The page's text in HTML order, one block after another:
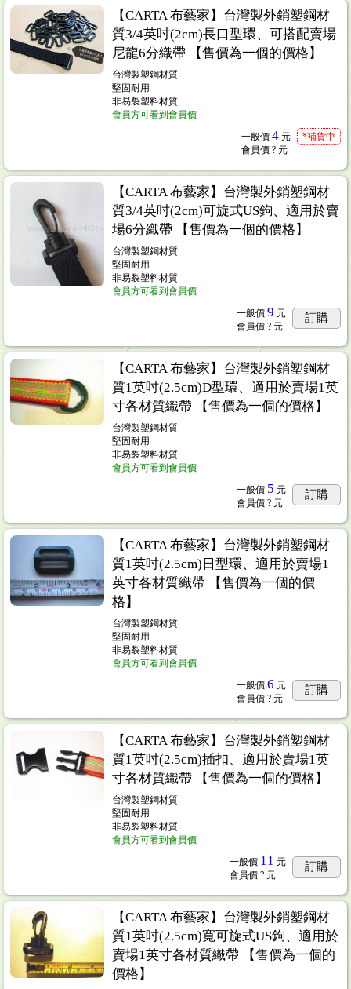
【CARTA 布藝家】台灣製外銷塑鋼材
質3/4英吋(2cm)長口型環、可搭配賣場
尼龍6分織帶 【售價為一個的價格】
台灣製塑鋼材質
堅固耐用
非易裂塑料材質
會員方可看到會員價
一般價 4 元
會員價 ? 元
*補貨中
【CARTA 布藝家】台灣製外銷塑鋼材
質3/4英吋(2cm)可旋式US鉤、適用於賣
場6分織帶 【售價為一個的價格】
台灣製塑鋼材質
堅固耐用
非易裂塑料材質
會員方可看到會員價
一般價 9 元
會員價 ? 元
訂購
【CARTA 布藝家】台灣製外銷塑鋼材
質1英吋(2.5cm)D型環、適用於賣場1英
寸各材質織帶 【售價為一個的價格】
台灣製塑鋼材質
堅固耐用
非易裂塑料材質
會員方可看到會員價
一般價 5 元
會員價 ? 元
訂購
【CARTA 布藝家】台灣製外銷塑鋼材
質1英吋(2.5cm)日型環、適用於賣場1
英寸各材質織帶 【售價為一個的價
格】
台灣製塑鋼材質
堅固耐用
非易裂塑料材質
會員方可看到會員價
一般價 6 元
會員價 ? 元
訂購
【CARTA 布藝家】台灣製外銷塑鋼材
質1英吋(2.5cm)插扣、適用於賣場1英
寸各材質織帶 【售價為一個的價格】
台灣製塑鋼材質
堅固耐用
非易裂塑料材質
會員方可看到會員價
一般價 11 元
會員價 ? 元
訂購
【CARTA 布藝家】台灣製外銷塑鋼材
質1英吋(2.5cm)寬可旋式US鉤、適用於
賣場1英寸各材質織帶 【售價為一個的
價格】